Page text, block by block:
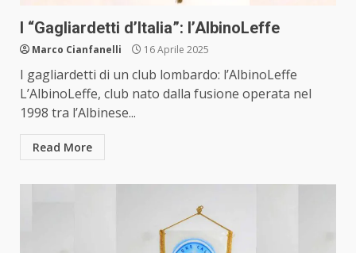
I “Gagliardetti d’Italia”: l’AlbinoLeffe
Marco Cianfanelli 16 Aprile 2025
I gagliardetti di un club lombardo: l’AlbinoLeffe
L’AlbinoLeffe, club nato dalla fusione operata nel
1998 tra l’Albinese...
Read More